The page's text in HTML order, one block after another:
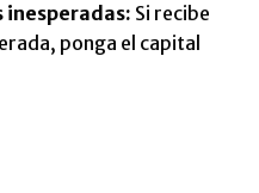
inesperadas: Si recibe
ponga el capital